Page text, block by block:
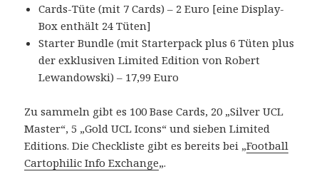
Cards-Tüte (mit 7 Cards) – 2 Euro [eine Display-
Box enthält 24 Tüten]
Starter Bundle (mit Starterpack plus 6 Tüten plus
der exklusiven Limited Edition von Robert
Lewandowski) – 17,99 Euro
Zu sammeln gibt es 100 Base Cards, 20 „Silver UCL
Master“, 5 „Gold UCL Icons“ und sieben Limited
Editions. Die Checkliste gibt es bereits bei „Football
Cartophilic Info Exchange„.